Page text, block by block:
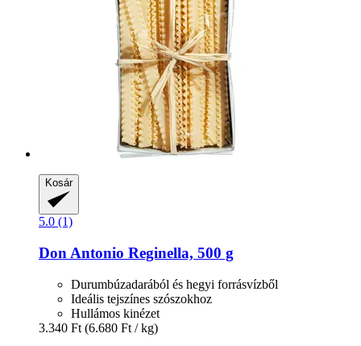
Kosár
5.0 (1)
Don Antonio Reginella, 500 g
Durumbúzadarából és hegyi forrásvízből
Ideális tejszínes szószokhoz
Hullámos kinézet
3.340 Ft (6.680 Ft / kg)